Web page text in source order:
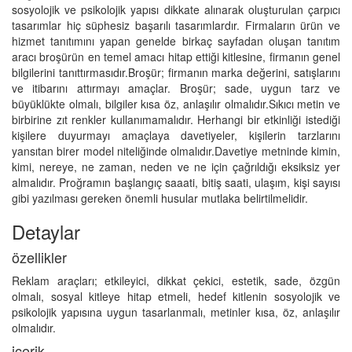
sosyolojik ve psikolojik yapısı dikkate alınarak oluşturulan çarpıcı
tasarımlar hiç süphesiz başarılı tasarımlardır. Firmaların ürün ve
hizmet tanıtımını yapan genelde birkaç sayfadan oluşan tanıtım
aracı broşürün en temel amacı hitap ettiği kitlesine, firmanın genel
bilgilerini tanıttırmasıdır.Broşür; firmanın marka değerini, satışlarını
ve itibarını attırmayı amaçlar. Broşür; sade, uygun tarz ve
büyüklükte olmalı, bilgiler kısa öz, anlaşılır olmalıdır.Sıkıcı metin ve
birbirine zıt renkler kullanımamalıdır. Herhangi bir etkinliği istediği
kişilere duyurmayı amaçlaya davetiyeler, kişilerin tarzlarını
yansıtan birer model niteliğinde olmalıdır.Davetiye metninde kimin,
kimi, nereye, ne zaman, neden ve ne için çağrıldığı eksiksiz yer
almalıdır. Proğramın başlangıç saaati, bitiş saati, ulaşım, kişi sayısı
gibi yazılması gereken önemli husular mutlaka belirtilmelidir.
Detaylar
özellikler
Reklam araçları; etkileyici, dikkat çekici, estetik, sade, özgün
olmalı, sosyal kitleye hitap etmeli, hedef kitlenin sosyolojik ve
psikolojik yapısına uygun tasarlanmalı, metinler kısa, öz, anlaşılır
olmalıdır.